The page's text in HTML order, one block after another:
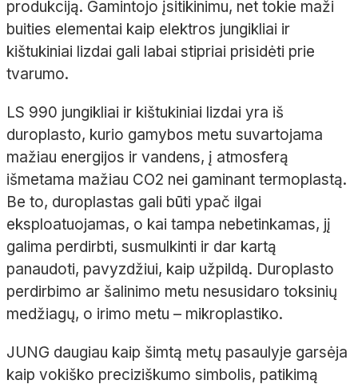
produkciją. Gamintojo įsitikinimu, net tokie maži
buities elementai kaip elektros jungikliai ir
kištukiniai lizdai gali labai stipriai prisidėti prie
tvarumo.
LS 990 jungikliai ir kištukiniai lizdai yra iš
duroplasto, kurio gamybos metu suvartojama
mažiau energijos ir vandens, į atmosferą
išmetama mažiau CO2 nei gaminant termoplastą.
Be to, duroplastas gali būti ypač ilgai
eksploatuojamas, o kai tampa nebetinkamas, jį
galima perdirbti, susmulkinti ir dar kartą
panaudoti, pavyzdžiui, kaip užpildą. Duroplasto
perdirbimo ar šalinimo metu nesusidaro toksinių
medžiagų, o irimo metu – mikroplastiko.
JUNG daugiau kaip šimtą metų pasaulyje garsėja
kaip vokiško preciziškumo simbolis, patikimą